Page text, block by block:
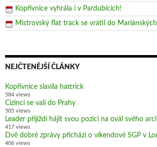
Kopřivnice vyhrála i v Pardubicích!
Mistrovský flat track se vrátil do Mariánských
NEJČTENĚJŠÍ ČLÁNKY
Kopřivnice slavila hattrick
584 views
Cizinci se valí do Prahy
505 views
Leader přijíždí hájit svou pozici na ovál svého
417 views
Dvě dobré zprávy přichází o víkendové SGP v
406 views